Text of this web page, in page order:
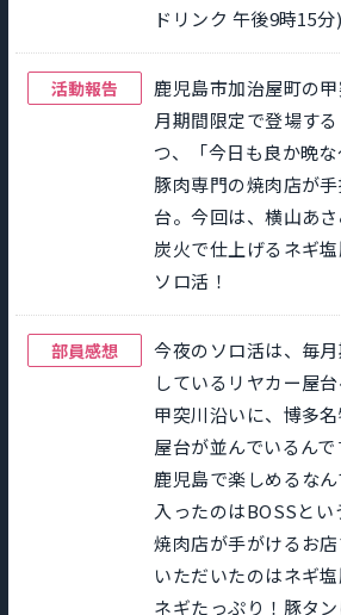
ドリンク 午後9時15分)
活動報告
鹿児島市加治屋町の
月期間限定で登場す
つ、「今日も良か晩な
豚肉専門の焼肉店が
台。今回は、横山あさ
炭火で仕上げるネギ
ソロ活！
部員感想
今夜のソロ活は、毎
しているリヤカー屋台
甲突川沿いに、博多
屋台が並んでいるんで
鹿児島で楽しめるな
入ったのはBOSSとい
焼肉店が手がけるお店
いただいたのはネギ塩
ネギたっぷり！豚タ